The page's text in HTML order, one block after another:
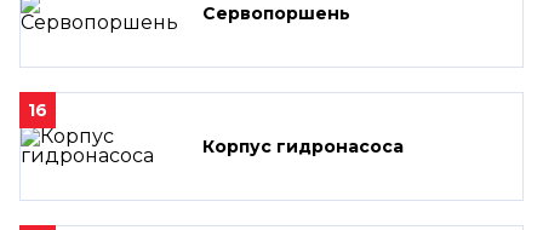
Сервопоршень
16
Корпус гидронасоса